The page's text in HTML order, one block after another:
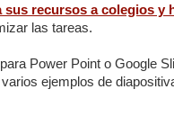
recursos a colegios y
las tareas.
Power Point o Google
ejemplos de